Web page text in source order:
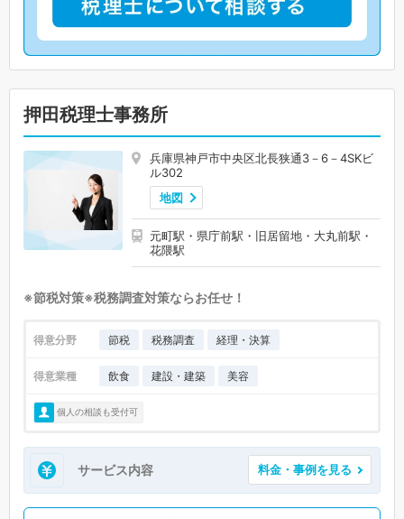
押田税理士事務所
兵庫県神戸市中央区北長狭通3－6－4SKビ
ル302
地図
元町駅・県庁前駅・旧居留地・大丸前駅・
花隈駅
※節税対策※税務調査対策ならお任せ！
得意分野 節税 税務調査 経理・決算
得意業種 飲食 建設・建築 美容
個人の相談も受付可
サービス内容 料金・事例を見る